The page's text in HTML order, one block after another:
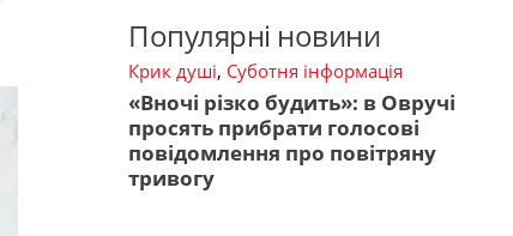
Популярні новини
Крик душі, Суботня інформація
«Вночі різко будить»: в Овручі
просять прибрати голосові
повідомлення про повітряну
тривогу